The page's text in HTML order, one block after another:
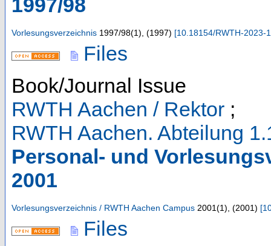
1997/98
Vorlesungsverzeichnis 1997/98(1), (1997) [10.18154/RWTH-2023-
Files
Book/Journal Issue
RWTH Aachen / Rektor ;
RWTH Aachen. Abteilung
Personal- und
2001
Vorlesungsverzeichnis / RWTH Aachen Campus 2001(1), (2001) [
Files